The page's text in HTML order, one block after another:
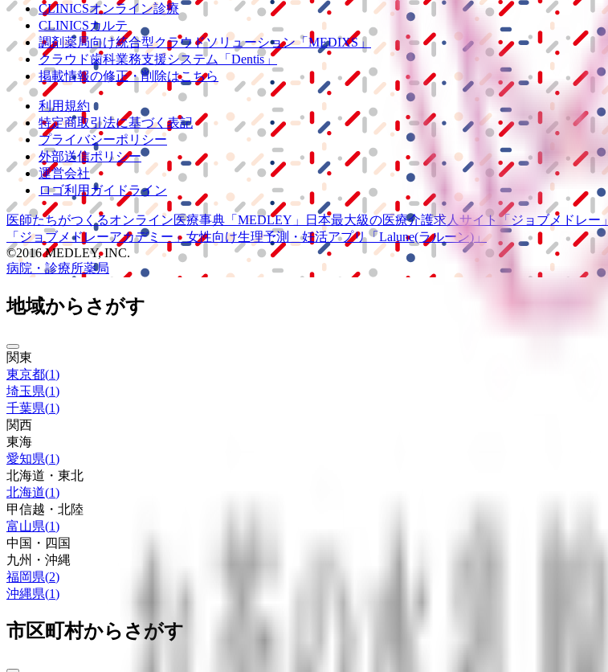
CLINICSオンライン診療
CLINICSカルテ
調剤薬局向け統合型クラウドソリューション「MEDIXS」
クラウド歯科業務支援システム
「Dentis」
掲載情報の修正・削除はこちら
利用規約
特定商取引法に基づく表記
プライバシーポリシー
外部送信ポリシー
運営会社
ロゴ利用ガイドライン
医師たちがつくるオンライン医療事典 「MEDLEY」 日本最大級の医療介護求人サイト 「ジョブメドレー」
「ジョブメドレーアカデミー」 女性向け生理予測・妊活アプリ「Lalune(ラルーン)」
©2016 MEDLEY, INC.
病院・診療所薬局
地域からさがす
関東
東京都(1)
埼玉県(1)
千葉県(1)
関西
東海
愛知県(1)
北海道・東北
北海道(1)
甲信越・北陸
富山県(1)
中国・四国
九州・沖縄
福岡県(2)
沖縄県(1)
市区町村からさがす